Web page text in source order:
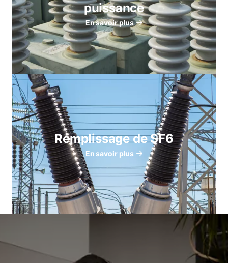
puissance
En savoir plus
Remplissage de SF6
En savoir plus